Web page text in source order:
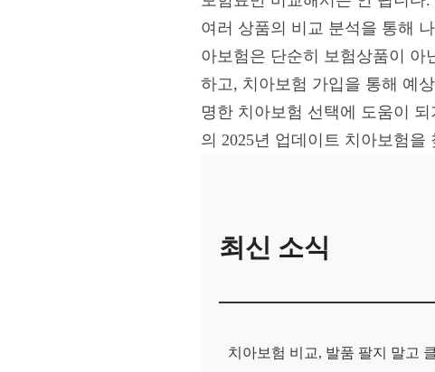
여러 상품의 비교 분석을 통해
아보험은 단순히 보험상품이 아
하고, 치아보험 가입을 통해 예
명한 치아보험 선택에 도움이
의 2025년 업데이트 치아보험
최신 소식
치아보험 비교, 발품 팔지 말고